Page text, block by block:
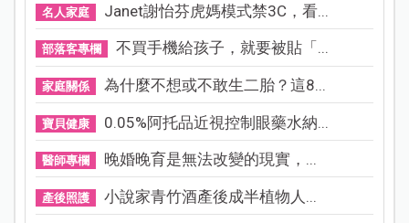
名人家庭 Janet謝怡芬虎媽模式禁3C，看...
部落客專欄 不買手機給孩子，就要被貼「...
家庭關係 為什麼不想或不敢生二胎？這8...
寶貝健康 0.05%阿托品近視控制眼藥水納...
醫師專欄 晚婚晚育是無法改變的現實，...
產後照護 小說家青竹酒產後成半植物人...